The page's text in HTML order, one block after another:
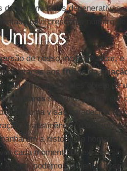
enfermidades degenerativas,
pelo crescente número
de nosso modo de atuar,
graças aosfrutos da
reduzir a um simples objeto de
somente podem ser
em uma visão agradecida do
a abstinência, o domínio
a história do homem.
cada momento da existência
Assim, podemos cimentar